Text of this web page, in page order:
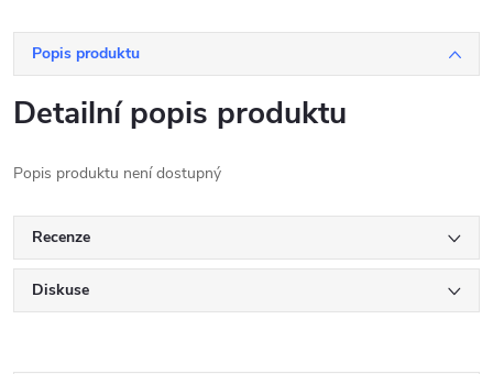
Popis produktu
Detailní popis produktu
Popis produktu není dostupný
Recenze
Diskuse